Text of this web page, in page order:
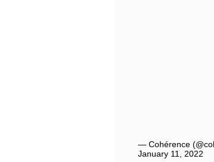
— Cohérence
January 11, 2022